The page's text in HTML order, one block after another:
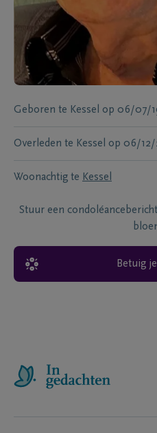
Geboren te Kessel op 06/07/
Overleden te Kessel op 06/12/
Woonachtig te Kessel
Stuur een
Betuig